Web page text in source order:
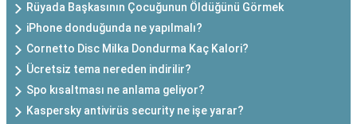
Rüyada Başkasının Çocuğunun Öldüğünü Görmek
iPhone donduğunda ne yapılmalı?
Cornetto Disc Milka Dondurma Kaç Kalori?
Ücretsiz tema nereden indirilir?
Spo kısaltması ne anlama geliyor?
Kaspersky antivirüs security ne işe yarar?